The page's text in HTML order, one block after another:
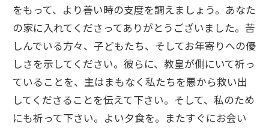
をもって、より善い時の支度を調えましょう。あなた
の家に入れてくださってありがとうございました。苦
しんでいる方々、子どもたち、そしてお年寄りへの優
しさを示してください。彼らに、教皇が側にいて祈っ
ていることを、主はまもなく私たちを悪から救い出
してくださることを伝えて下さい。そして、私のため
にも祈って下さい。よい夕食を。またすぐにお会い